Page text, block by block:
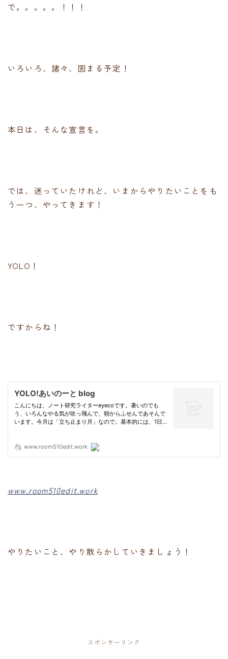
で。。。。。！！！
いろいろ、諸々、固まる予定！
本日は、そんな宣言を。
では、迷っていたけれど、いまからやりたいことをも
う一つ、やってきます！
YOLO！
ですからね！
www.room510edit.work
やりたいこと、やり散らかしていきましょう！
スポンサーリンク